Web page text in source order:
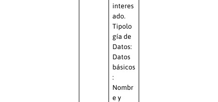
interes
ado.
Tipolo
gía de
Datos:
Datos
básicos
:
Nombr
e y